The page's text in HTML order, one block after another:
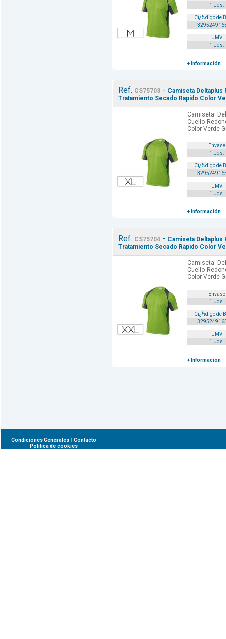
1 Uds.
Cï¿½digo de
UMV
1 Uds.
+ Información
Ref. CS75703- Camiseta
Tratamiento Secado Rapido Color
Camiseta
Cuello
Color Verde-
Envase
1 Uds.
Cï¿½digo de
UMV
1 Uds.
+ Información
Ref. CS75704- Camiseta
Tratamiento Secado Rapido Color
Camiseta
Cuello
Color Verde-
Envase
1 Uds.
Cï¿½digo de
UMV
1 Uds.
+ Información
Condiciones Generales| Contacto
Política de cookies